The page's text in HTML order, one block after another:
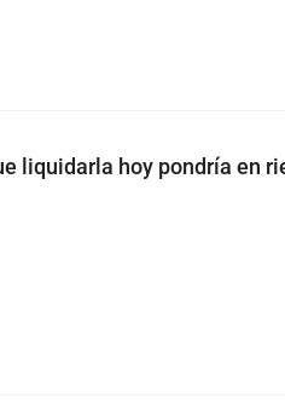
liquidarla hoy pondría en